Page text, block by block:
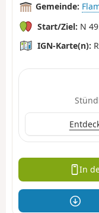
Gemeinde:
Start/Ziel: N
IGN-Karte(n):
In